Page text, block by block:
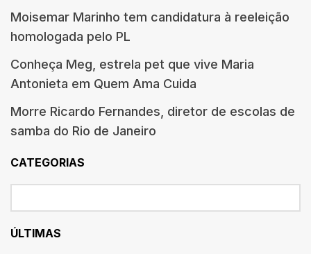
Moisemar Marinho tem candidatura à reeleição
homologada pelo PL
Conheça Meg, estrela pet que vive Maria
Antonieta em Quem Ama Cuida
Morre Ricardo Fernandes, diretor de escolas de
samba do Rio de Janeiro
CATEGORIAS
ÚLTIMAS